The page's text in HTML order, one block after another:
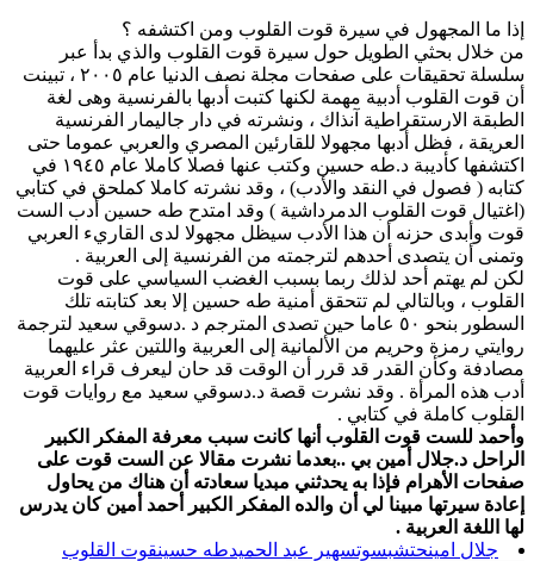
إذا ما المجهول في سيرة قوت القلوب ومن اكتشفه ؟
من خلال بحثي الطويل حول سيرة قوت القلوب والذي بدأ عبر
سلسلة تحقيقات على صفحات مجلة نصف الدنيا عام ٢٠٠٥ ، تبينت
أن قوت القلوب أدبية مهمة لكنها كتبت أدبها بالفرنسية وهى لغة
الطبقة الارستقراطية آنذاك ، ونشرته في دار جاليمار الفرنسية
العريقة ، فظل أدبها مجهولا للقارئين المصري والعربي عموما حتى
اكتشفها كأديبة د.طه حسين وكتب عنها فصلا كاملا عام ١٩٤٥ في
كتابه ( فصول في النقد والأدب) ، وقد نشرته كاملا كملحق في كتابي
(اغتيال قوت القلوب الدمرداشية ) وقد امتدح طه حسين أدب الست
قوت وأبدى حزنه أن هذا الأدب سيظل مجهولا لدى القاريء العربي
وتمنى أن يتصدى أحدهم لترجمته من الفرنسية إلى العربية .
لكن لم يهتم أحد لذلك ربما بسبب الغضب السياسي على قوت
القلوب ، وبالتالي لم تتحقق أمنية طه حسين إلا بعد كتابته تلك
السطور بنحو ٥٠ عاما حين تصدى المترجم د .دسوقي سعيد لترجمة
روايتي رمزة وحريم من الألمانية إلى العربية واللتين عثر عليهما
مصادفة وكأن القدر قد قرر أن الوقت قد حان ليعرف قراء العربية
أدب هذه المرأة . وقد نشرت قصة د.دسوقي سعيد مع روايات قوت
القلوب كاملة في كتابي .
وأحمد للست قوت القلوب أنها كانت سبب معرفة المفكر الكبير
الراحل د.جلال أمين بي ..بعدما نشرت مقالا عن الست قوت على
صفحات الأهرام فإذا به يحدثني مبديا سعادته أن هناك من يحاول
إعادة سيرتها مبينا لي أن والده المفكر الكبير أحمد أمين كان يدرس
لها اللغة العربية .
جلال امينحتشبسوتسهير عبد الحميدطه حسينقوت القلوب